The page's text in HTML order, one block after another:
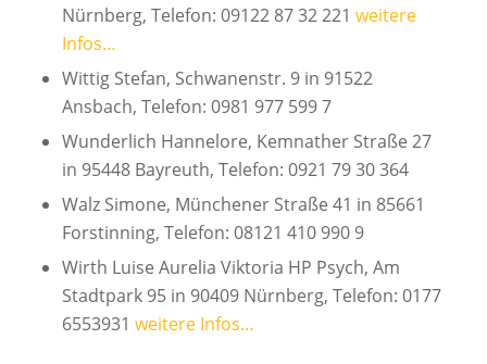
Nürnberg, Telefon: 09122 87 32 221 weitere
Infos…
Wittig Stefan, Schwanenstr. 9 in 91522
Ansbach, Telefon: 0981 977 599 7
Wunderlich Hannelore, Kemnather Straße 27
in 95448 Bayreuth, Telefon: 0921 79 30 364
Walz Simone, Münchener Straße 41 in 85661
Forstinning, Telefon: 08121 410 990 9
Wirth Luise Aurelia Viktoria HP Psych, Am
Stadtpark 95 in 90409 Nürnberg, Telefon: 0177
6553931 weitere Infos…